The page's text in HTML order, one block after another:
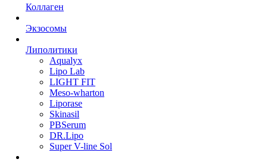
Коллаген
Экзосомы
Липолитики
Aqualyx
Lipo Lab
LIGHT FIT
Meso-wharton
Liporase
Skinasil
PBSerum
DR.Lipo
Super V-line Sol